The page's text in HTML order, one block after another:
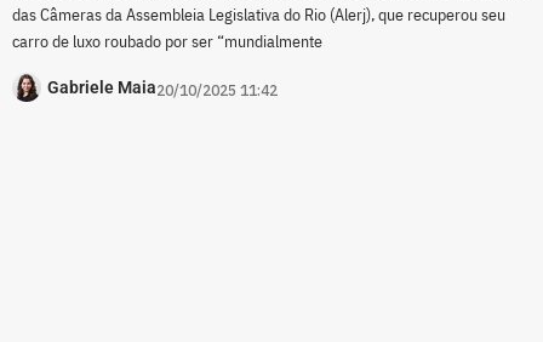
das Câmeras da Assembleia Legislativa do Rio (Alerj), que recuperou seu
carro de luxo roubado por ser “mundialmente
Gabriele Maia20/10/2025 11:42